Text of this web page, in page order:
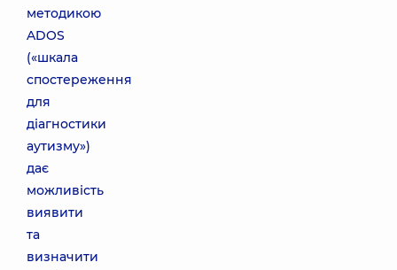
методикою
ADOS
(«шкала
спостереження
для
діагностики
аутизму»)
дає
можливість
виявити
та
визначити